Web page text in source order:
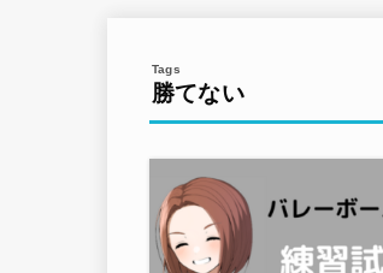
勝てない